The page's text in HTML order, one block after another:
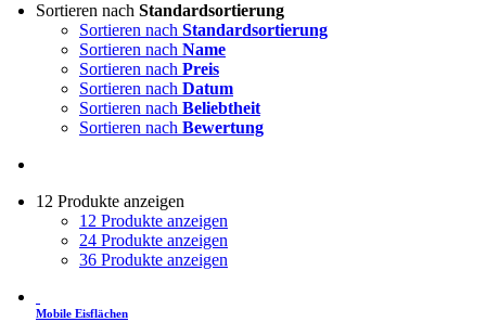
Sortieren nach Standardsortierung
Sortieren nach Standardsortierung
Sortieren nach Name
Sortieren nach Preis
Sortieren nach Datum
Sortieren nach Beliebtheit
Sortieren nach Bewertung
12 Produkte anzeigen
12 Produkte anzeigen
24 Produkte anzeigen
36 Produkte anzeigen
Mobile Eisflächen